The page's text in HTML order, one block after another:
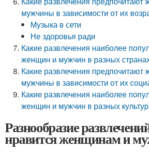
мужчины в зависимости от их
Музыка в сети
Не здоровья ради
Какие развлечения наиболее
женщин и мужчин в разных
Какие развлечения
мужчины в зависимости от их
Какие развлечения наиболее
женщин и мужчин в разных
Разнообразие
нравится женщинам и